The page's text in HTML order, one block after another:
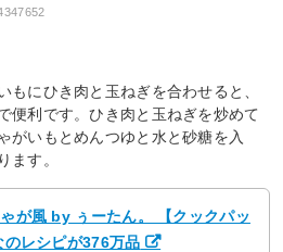
もにひき肉と玉ねぎを合わせると、
便利です。ひき肉と玉ねぎを炒めて
がいもとめんつゆと水と砂糖を入
ます。
が風 by ぅーたん。 【クックパッ
のレシピが376万品